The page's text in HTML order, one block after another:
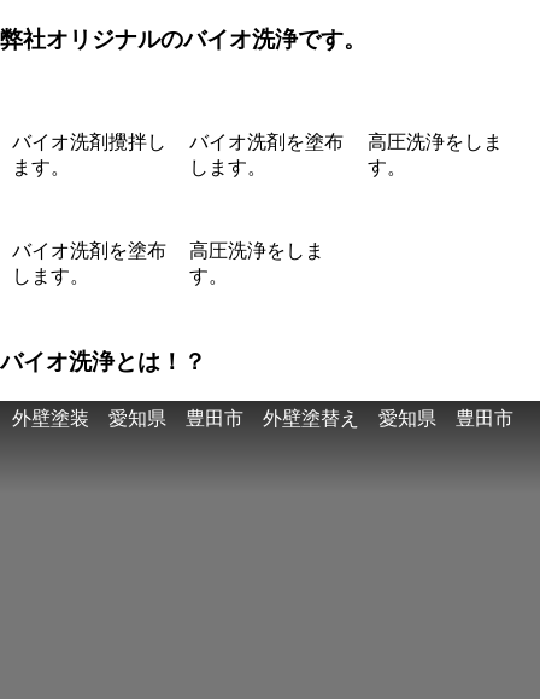
弊社オリジナルのバイオ洗浄です。
バイオ洗剤攪拌し
ます。
バイオ洗剤を塗布
します。
高圧洗浄をしま
す。
バイオ洗剤を塗布
します。
高圧洗浄をしま
す。
バイオ洗浄とは！？
外壁塗装 愛知県 豊田市 外壁塗替え 愛知県 豊田市